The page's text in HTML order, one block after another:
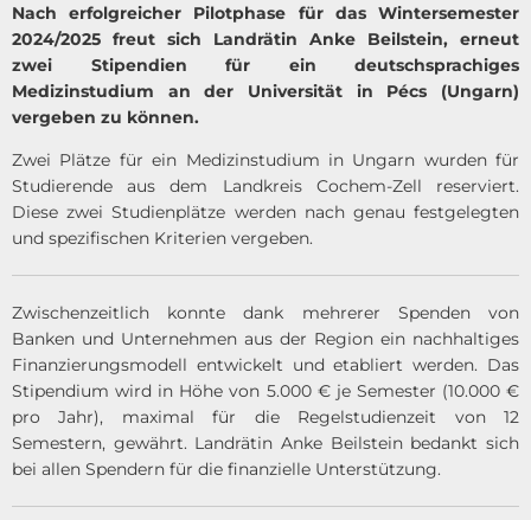
Nach erfolgreicher Pilotphase für das Wintersemester
2024/2025 freut sich Landrätin Anke Beilstein, erneut
zwei Stipendien für ein deutschsprachiges
Medizinstudium an der Universität in Pécs (Ungarn)
vergeben zu können.
Zwei Plätze für ein Medizinstudium in Ungarn wurden für
Studierende aus dem Landkreis Cochem-Zell reserviert.
Diese zwei Studienplätze werden nach genau festgelegten
und spezifischen Kriterien vergeben.
Zwischenzeitlich konnte dank mehrerer Spenden von
Banken und Unternehmen aus der Region ein nachhaltiges
Finanzierungsmodell entwickelt und etabliert werden. Das
Stipendium wird in Höhe von 5.000 € je Semester (10.000 €
pro Jahr), maximal für die Regelstudienzeit von 12
Semestern, gewährt. Landrätin Anke Beilstein bedankt sich
bei allen Spendern für die finanzielle Unterstützung.